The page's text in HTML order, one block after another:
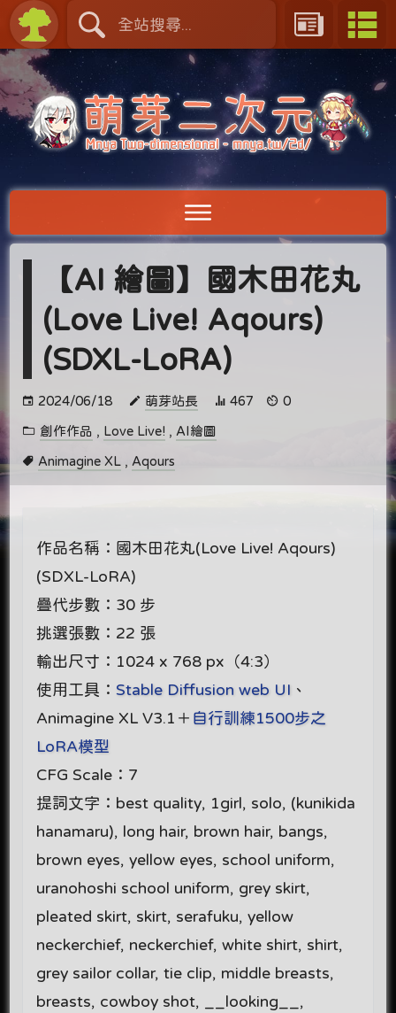
【AI 繪圖】國木田花丸
(Love Live! Aqours)
(SDXL-LoRA)
2024/06/18 萌芽站長 467 0
創作作品 , Love Live! , AI繪圖
Animagine XL , Aqours
作品名稱：國木田花丸(Love Live! Aqours)
(SDXL-LoRA)
疊代步數：30 步
挑選張數：22 張
輸出尺寸：1024 x 768 px（4:3）
使用工具： Stable Diffusion web UI 、
Animagine XL V3.1＋ 自行訓練1500步之
LoRA模型
CFG Scale：7
提詞文字：best quality, 1girl, solo, (kunikida
hanamaru), long hair, brown hair, bangs,
brown eyes, yellow eyes, school uniform,
uranohoshi school uniform, grey skirt,
pleated skirt, skirt, serafuku, yellow
neckerchief, neckerchief, white shirt, shirt,
grey sailor collar, tie clip, middle breasts,
breasts, cowboy shot, __looking__,